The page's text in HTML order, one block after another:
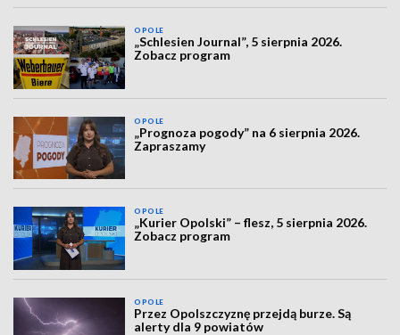
OPOLE
„Schlesien Journal”, 5 sierpnia 2026.
Zobacz program
OPOLE
„Prognoza pogody” na 6 sierpnia 2026.
Zapraszamy
OPOLE
„Kurier Opolski” – flesz, 5 sierpnia 2026.
Zobacz program
OPOLE
Przez Opolszczyznę przejdą burze. Są
alerty dla 9 powiatów